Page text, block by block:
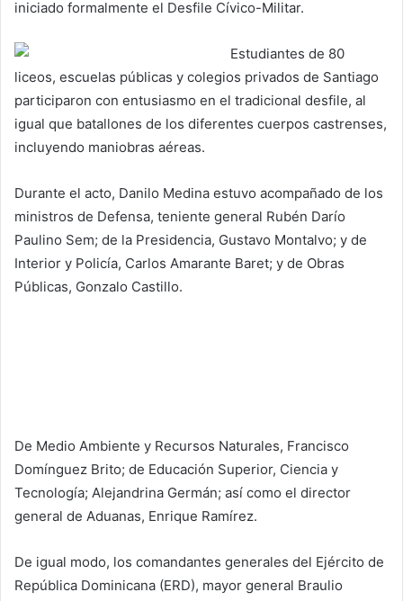
iniciado formalmente el Desfile Cívico-Militar.
Estudiantes de 80
liceos, escuelas públicas y colegios privados de Santiago
participaron con entusiasmo en el tradicional desfile, al
igual que batallones de los diferentes cuerpos castrenses,
incluyendo maniobras aéreas.
Durante el acto, Danilo Medina estuvo acompañado de los
ministros de Defensa, teniente general Rubén Darío
Paulino Sem; de la Presidencia, Gustavo Montalvo; y de
Interior y Policía, Carlos Amarante Baret; y de Obras
Públicas, Gonzalo Castillo.
De Medio Ambiente y Recursos Naturales, Francisco
Domínguez Brito; de Educación Superior, Ciencia y
Tecnología; Alejandrina Germán; así como el director
general de Aduanas, Enrique Ramírez.
De igual modo, los comandantes generales del Ejército de
República Dominicana (ERD), mayor general Braulio